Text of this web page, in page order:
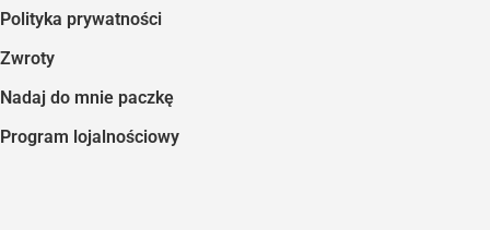
Polityka prywatności
Zwroty
Nadaj do mnie paczkę
Program lojalnościowy